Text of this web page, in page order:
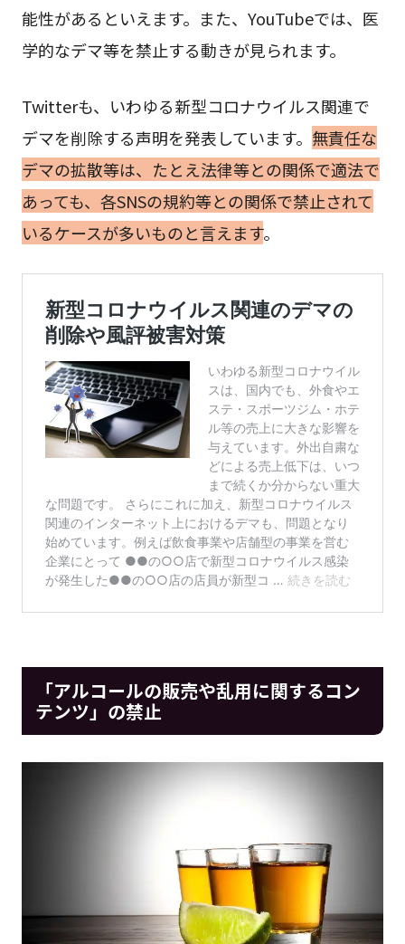
能性があるといえます。また、YouTubeでは、医
学的なデマ等を禁止する動きが見られます。
Twitterも、いわゆる新型コロナウイルス関連で
デマを削除する声明を発表しています。 無責任な
デマの拡散等は、たとえ法律等との関係で適法で
あっても、各SNSの規約等との関係で禁止されて
いるケースが多いものと言えます。
「アルコールの販売や乱用に関するコン
テンツ」の禁止